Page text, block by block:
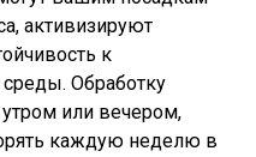
активизируют
к
Обработку
или вечером,
каждую неделю в